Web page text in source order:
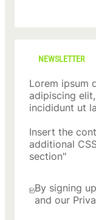
NEWSLETTER
Lorem ipsum
adipiscing
incididunt ut
Insert the
additional
section"
By signing
and our